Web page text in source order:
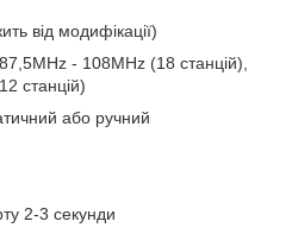
від модифікації)
- 108MHz (18 станцій),
станцій)
або ручний
2-3 секунди